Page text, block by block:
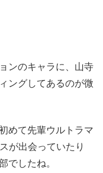
ンのキャラに、山寺
ングしてあるのが微
めて先輩ウルトラマ
が出会っていたり
でしたね。